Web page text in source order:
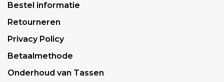
Bestel informatie
Retourneren
Privacy Policy
Betaalmethode
Onderhoud van Tassen